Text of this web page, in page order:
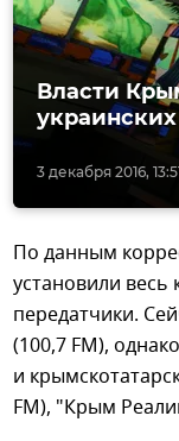
3 декабря 2016,
Власти
По данным
установили
передатчики.
(100,7 FM),
и
FM), "Крым